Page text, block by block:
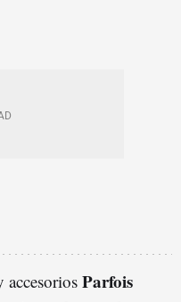
Parfois